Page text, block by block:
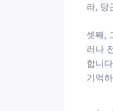
라, 당
셋째,
러나
합니
기억